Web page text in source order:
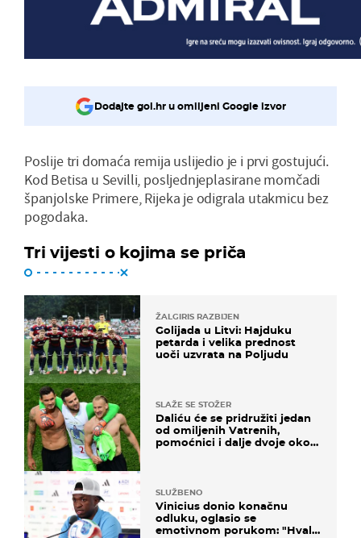
Dodajte gol.hr u omiljeni Google izvor
Poslije tri domaća remija uslijedio je i prvi gostujući.
Kod Betisa u Sevilli, posljednjeplasirane momčadi
španjolske Primere, Rijeka je odigrala utakmicu bez
pogodaka.
Tri vijesti o kojima se priča
ŽALGIRIS RAZBIJEN
Golijada u Litvi: Hajduku
petarda i velika prednost
uoči uzvrata na Poljudu
SLAŽE SE STOŽER
Daliću će se pridružiti jedan
od omiljenih Vatrenih,
pomoćnici i dalje dvoje oko
SLUŽBENO
Vinicius donio konačnu
odluku, oglasio se
emotivnom porukom: "Hvala